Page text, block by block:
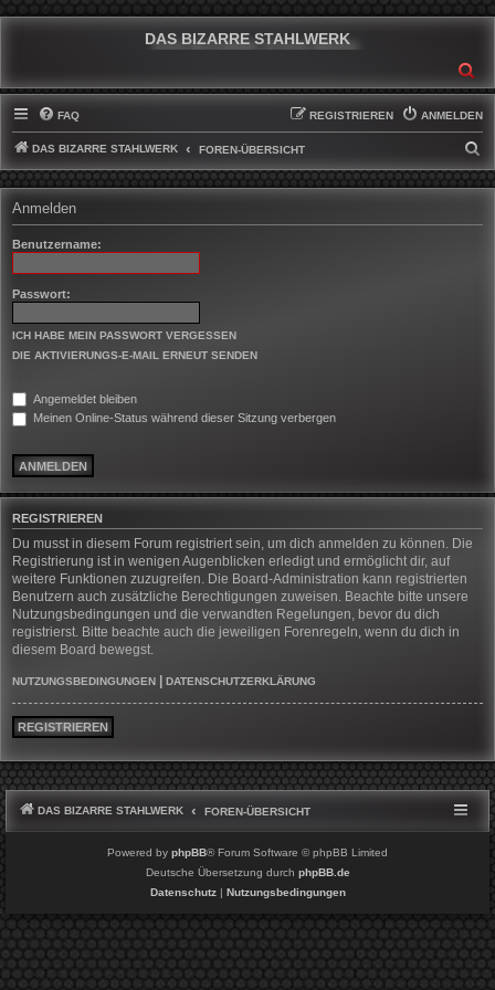
DAS BIZARRE STAHLWERK
FAQ ANMELDEN
REGISTRIEREN
DAS BIZARRE STAHLWERK FOREN-ÜBERSICHT
U
H
Anmelden
Benutzername:
Passwort:
ICH HABE MEIN PASSWORT VERGESSEN
DIE AKTIVIERUNGS-E-MAIL ERNEUT SENDEN
Angemeldet bleiben
Meinen Online-Status während dieser Sitzung verbergen
REGISTRIEREN
Du musst in diesem Forum registriert sein, um dich anmelden zu können. Die
Registrierung ist in wenigen Augenblicken erledigt und ermöglicht dir, auf
weitere Funktionen zuzugreifen. Die Board-Administration kann registrierten
Benutzern auch zusätzliche Berechtigungen zuweisen. Beachte bitte unsere
Nutzungsbedingungen und die verwandten Regelungen, bevor du dich
registrierst. Bitte beachte auch die jeweiligen Forenregeln, wenn du dich in
diesem Board bewegst.
NUTZUNGSBEDINGUNGEN DATENSCHUTZERKLÄRUNG
REGISTRIEREN
DAS BIZARRE STAHLWERK FOREN-ÜBERSICHT
Powered by phpBB® Forum Software © phpBB Limited
Deutsche Übersetzung durch phpBB.de
Datenschutz| Nutzungsbedingungen